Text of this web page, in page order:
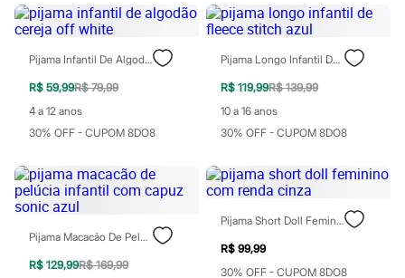
Polos
Acessórios
Chapéus e Bonés
Cintos
Carteiras
Óculos
Relógios
Botas
Chinelos
Sapatos
Sandálias e Papetes
Moda esportiva
Acessórios
Pijama Infantil De Algodão Cereja Off White
R$ 59,99R$ 79,99
4 a 12 anos
30% OFF - CUPOM 8DO8
Pijama Longo Infantil De Fleece Stitch Azul
R$ 119,99R$ 139,99
10 a 16 anos
30% OFF - CUPOM 8DO8
Pijama Macacão De Pelúcia Infantil Com Capuz Sonic Azul
R$ 129,99R$ 169,99
Pijama Short Doll Feminino Com Renda Cinza
R$ 99,99
30% OFF - CUPOM 8DO8